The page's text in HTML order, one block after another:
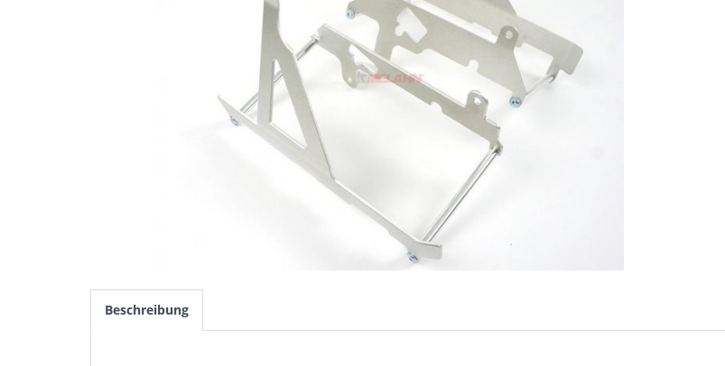
Beschreibung